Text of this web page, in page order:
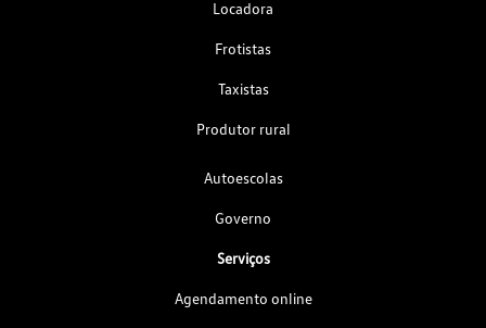
Locadora
Frotistas
Taxistas
Produtor rural
Autoescolas
Governo
Serviços
Agendamento online